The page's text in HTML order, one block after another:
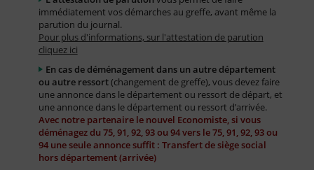
immédiatement vos démarches au greffe, avant même la
parution du journal.
Pour plus d'informations, sur l'attestation de parution
cliquez ici
En cas de déménagement dans un autre département
ou autre ressort(changement de greffe), vous devez faire
une annonce dans le département ou ressort de départ, et
une annonce dans le département ou ressort d’arrivée.
Avec notre partenaire le nouvel Economiste, si vous
déménagez du 75, 91, 92, 93 ou 94 vers le 75, 91, 92, 93 ou
94 une seule annonce suffit : Transfert de siège social
hors département (arrivée)